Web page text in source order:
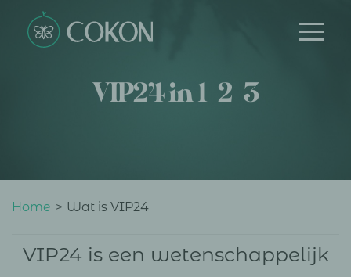
Home > Wat is VIP24
VIP24 in 1-2-3
VIP24 is een wetenschappelijk